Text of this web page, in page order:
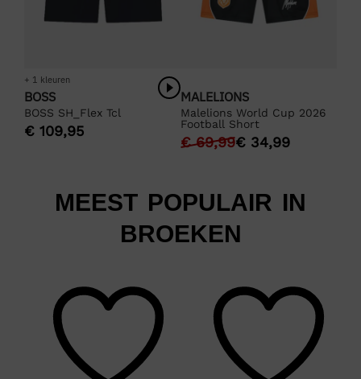
+ 1 kleuren
BOSS
BOSS SH_Flex Tcl
€ 109,95
MALELIONS
Malelions World Cup 2026
Football Short
€69,99€ 34,99
MEEST POPULAIR IN
BROEKEN